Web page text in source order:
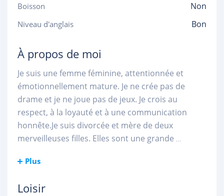
Boisson Non
Niveau d'anglais Bon
À propos de moi
Je suis une femme féminine, attentionnée et
émotionnellement mature. Je ne crée pas de
drame et je ne joue pas de jeux. Je crois au
respect, à la loyauté et à une communication
honnête.Je suis divorcée et mère de deux
merveilleuses filles. Elles sont une grande ...
Plus
Loisir